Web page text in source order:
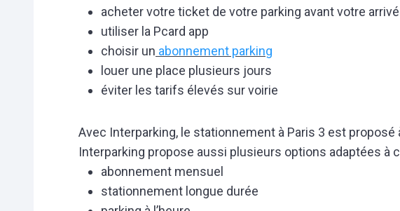
acheter votre ticket de votre parking avant votre
utiliser la Pcard app
choisir un abonnement parking
louer une place plusieurs jours
éviter les tarifs élevés sur voirie
Avec Interparking, le stationnement à Paris 3 est proposé
Interparking propose aussi plusieurs options adaptées à
abonnement mensuel
stationnement longue durée